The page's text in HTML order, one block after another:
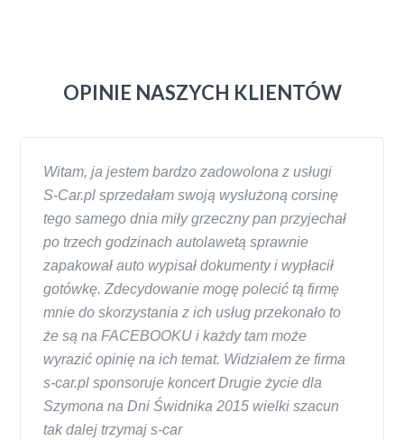
OPINIE NASZYCH KLIENTÓW
Witam, ja jestem bardzo zadowolona z usługi
S-Car.pl sprzedałam swoją wysłużoną corsinę
tego samego dnia miły grzeczny pan przyjechał
po trzech godzinach autolawetą sprawnie
zapakował auto wypisał dokumenty i wypłacił
gotówkę. Zdecydowanie mogę polecić tą firmę
mnie do skorzystania z ich usług przekonało to
że są na FACEBOOKU i każdy tam może
wyrazić opinię na ich temat. Widziałem że firma
s-car.pl sponsoruje koncert Drugie życie dla
Szymona na Dni Świdnika 2015 wielki szacun
tak dalej trzymaj s-car